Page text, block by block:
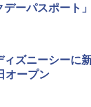
デーパスポート」
ィズニーシーに
オープン